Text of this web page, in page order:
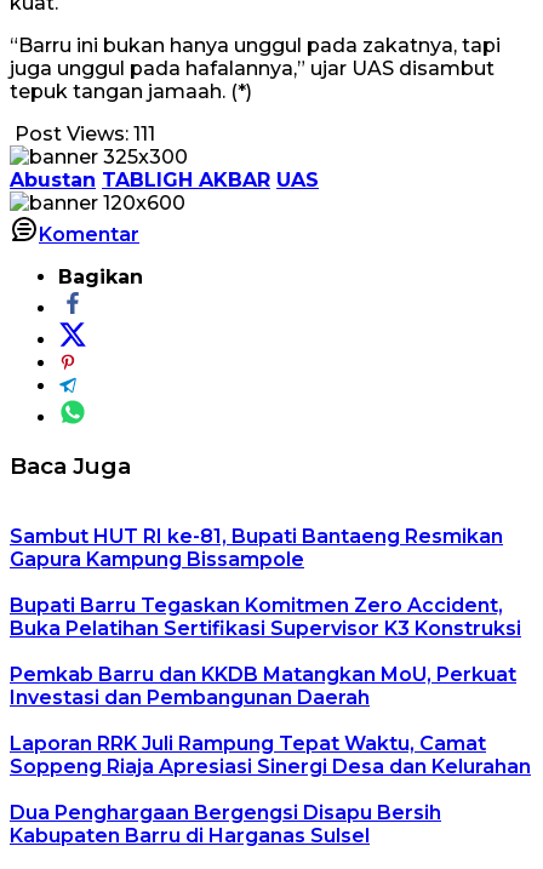
“Barru ini bukan hanya unggul pada zakatnya, tapi
juga unggul pada hafalannya,” ujar UAS disambut
tepuk tangan jamaah. (*)
Post Views: 111
Abustan TABLIGH AKBAR UAS
Komentar
Bagikan
Baca Juga
Sambut HUT RI ke-81, Bupati Bantaeng Resmikan
Gapura Kampung Bissampole
Bupati Barru Tegaskan Komitmen Zero Accident,
Buka Pelatihan Sertifikasi Supervisor K3 Konstruksi
Pemkab Barru dan KKDB Matangkan MoU, Perkuat
Investasi dan Pembangunan Daerah
Laporan RRK Juli Rampung Tepat Waktu, Camat
Soppeng Riaja Apresiasi Sinergi Desa dan Kelurahan
Dua Penghargaan Bergengsi Disapu Bersih
Kabupaten Barru di Harganas Sulsel